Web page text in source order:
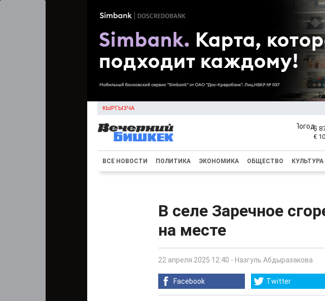
КЫРГЫЗЧА
$
€
ВСЕ НОВОСТИ ПОЛИТИКА ЭКОНОМИКА ОБЩЕСТВО КУЛЬТУРА
В селе Заречное
на месте
22 апреля 2025 12:40 - Назгуль Абдыразакова
Facebook Twitter